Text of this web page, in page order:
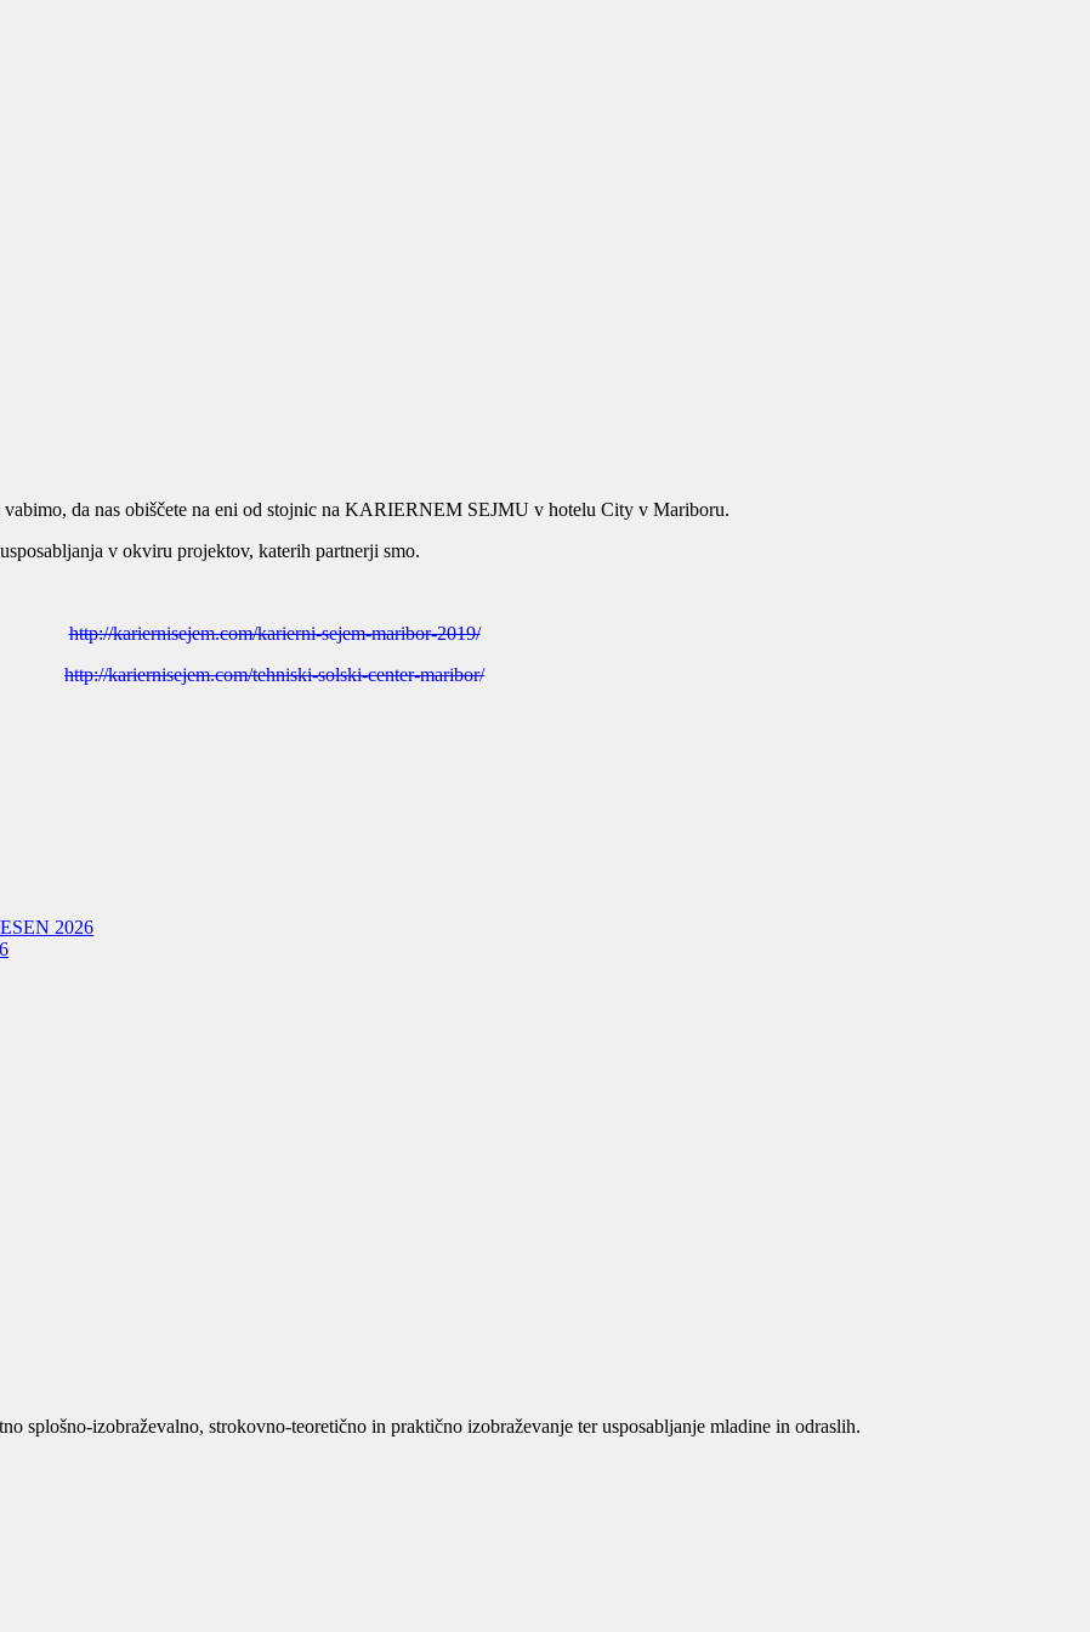
da nas obiščete na eni od stojnic na KARIERNEM SEJMU v hotelu City v Mariboru.
v okviru projektov, katerih partnerji smo.
http://kariernisejem.com/karierni-sejem-maribor-2019/
http://kariernisejem.com/tehniski-solski-center-maribor/
2026
splošno-izobraževalno, strokovno-teoretično in praktično izobraževanje ter usposabljanje mladine in odraslih.